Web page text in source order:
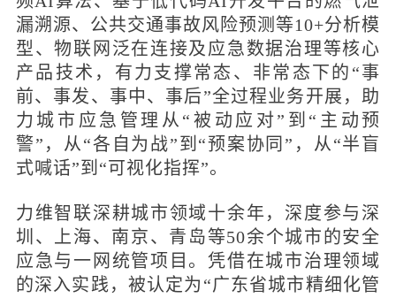
漏溯源、公共交通事故风险预测等10+分析模
型、物联网泛在连接及应急数据治理等核心
产品技术，有力支撑常态、非常态下的“事
前、事发、事中、事后”全过程业务开展，助
力城市应急管理从“被动应对”到“主动预
警”，从“各⾃为战”到“预案协同”，从“半盲
式喊话”到“可视化指挥”。
力维智联深耕城市领域十余年，深度参与深
圳、上海、南京、青岛等50余个城市的安全
应急与一网统管项目。凭借在城市治理领域
的深入实践，被认定为“广东省城市精细化管